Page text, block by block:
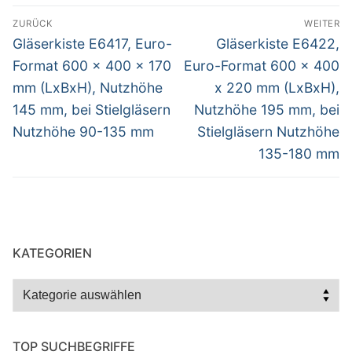
Beitragsnavigation
ZURÜCK
Vorheriger
Beitrag:
Gläserkiste E6417, Euro-
Format 600 x 400 x 170
mm (LxBxH), Nutzhöhe
145 mm, bei Stielgläsern
Nutzhöhe 90-135 mm
WEITER
Nächster
Beitrag:
Gläserkiste E6422,
Euro-Format 600 x 400
x 220 mm (LxBxH),
Nutzhöhe 195 mm, bei
Stielgläsern Nutzhöhe
135-180 mm
KATEGORIEN
Kategorien
TOP SUCHBEGRIFFE